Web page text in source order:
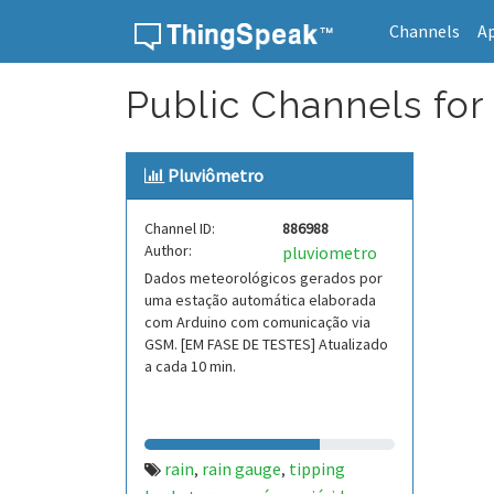
Channels
Public Channels for
Pluviômetro
Channel ID:
886988
Author:
pluviometro
Dados meteorológicos gerados por
uma estação automática elaborada
com Arduino com comunicação via
GSM. [EM FASE DE TESTES] Atualizado
a cada 10 min.
rain, rain gauge, tipping